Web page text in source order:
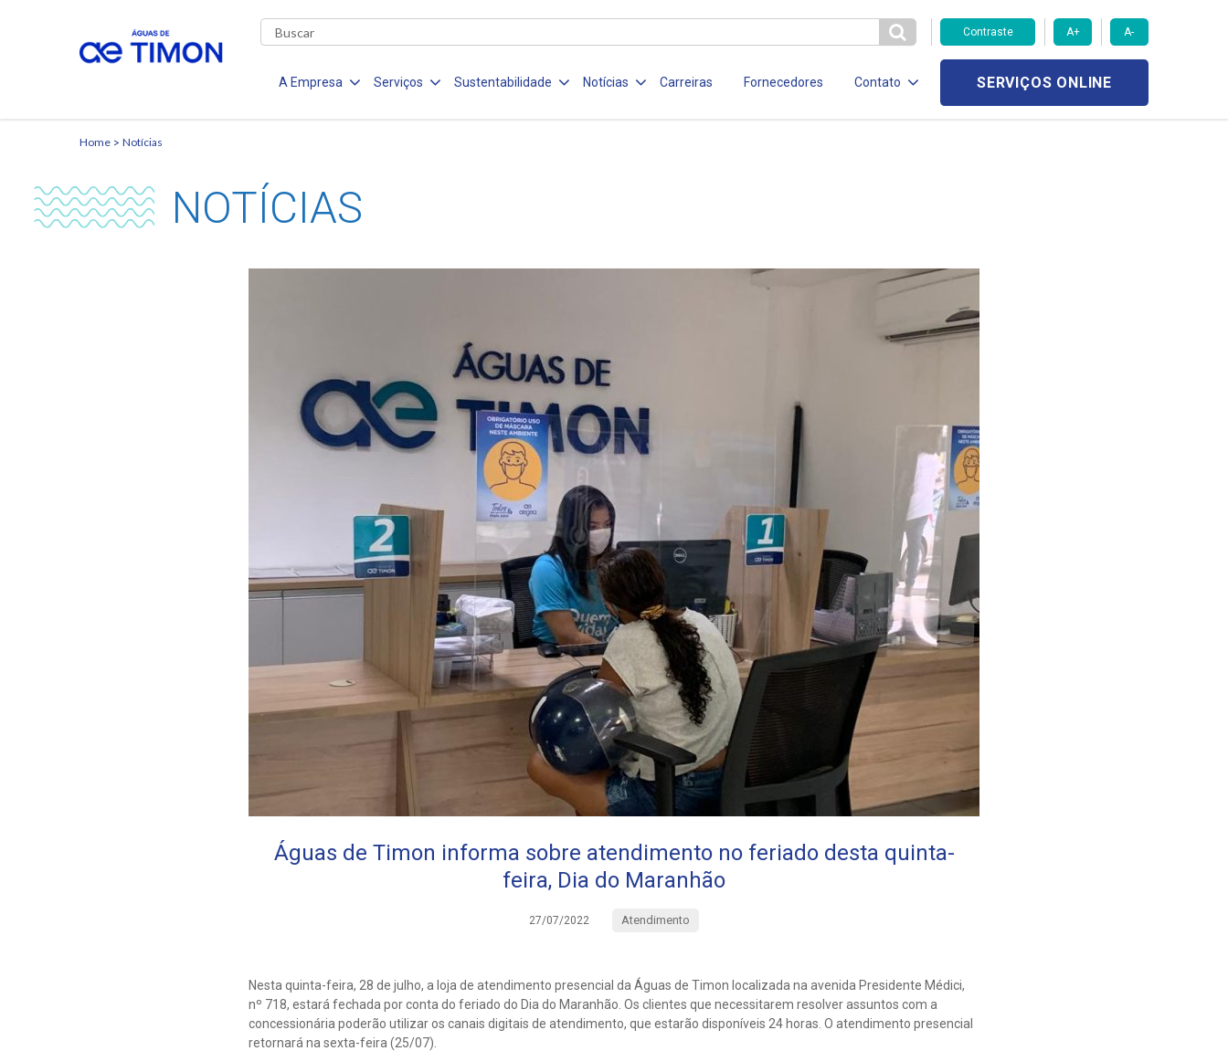
Contraste A+ A-
A Empresa Serviços Sustentabilidade Notícias Carreiras Fornecedores Contato SERVIÇOS ONLINE
Home Notícias
NOTÍCIAS
Águas de Timon informa sobre atendimento no feriado desta quinta-
feira, Dia do Maranhão
27/07/2022 Atendimento
Nesta quinta-feira, 28 de julho, a loja de atendimento presencial da Águas de Timon localizada na avenida Presidente Médici,
nº 718, estará fechada por conta do feriado do Dia do Maranhão. Os clientes que necessitarem resolver assuntos com a
concessionária poderão utilizar os canais digitais de atendimento, que estarão disponíveis 24 horas. O atendimento presencial
retornará na sexta-feira (25/07).